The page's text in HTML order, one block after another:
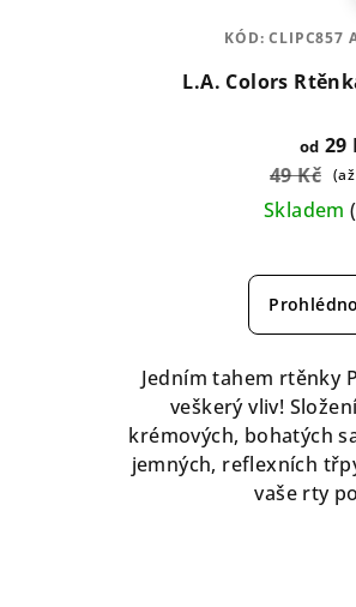
L.A. Colors
od 29
49 Kč
Skladem
je
z
5
Jedním tahem rtěnky
veškerý vliv!
krémových, bohatých
jemných, reflexních
vaše rty
KÓD:CLIPC857